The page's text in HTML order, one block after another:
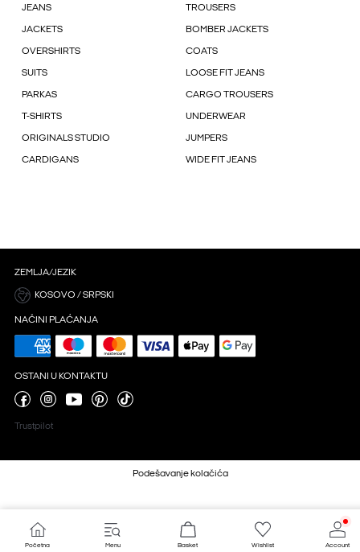
JEANS TROUSERS
JACKETS BOMBER JACKETS
OVERSHIRTS COATS
SUITS LOOSE FIT JEANS
PARKAS CARGO TROUSERS
T-SHIRTS UNDERWEAR
ORIGINALS STUDIO JUMPERS
CARDIGANS WIDE FIT JEANS
ZEMLJA/JEZIK
KOSOVO / SRPSKI
NAČINI PLAĆANJA
OSTANI U KONTAKTU
Trustpilot
Podešavanje kolačića
Početna Menu Basket Wishlist Account